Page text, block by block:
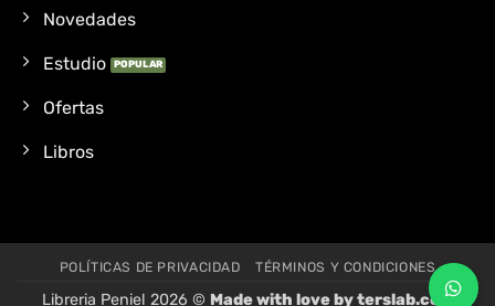
Novedades
Estudio
Ofertas
Libros
POLÍTICAS DE PRIVACIDAD TÉRMINOS Y CONDICIONES
Libreria Peniel 2026 © Made with love byterslab.com